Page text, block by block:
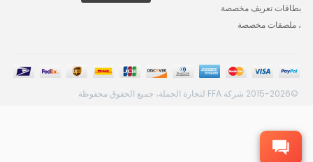
بطاقات تعريف مخصصة
، ملصقات مخصصة
©2015-2026 شركة FFA لتجارة الجملة، جميع الحقوق محفوظة